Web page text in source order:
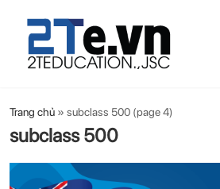
Trang chủ » subclass 500 (page 4)
subclass 500